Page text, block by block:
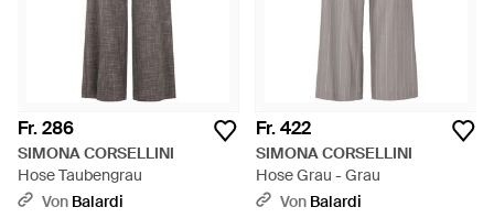
Fr. 286
SIMONA CORSELLINI
Hose Taubengrau
Von Balardi
Fr. 422
SIMONA CORSELLINI
Hose Grau - Grau
Von Balardi